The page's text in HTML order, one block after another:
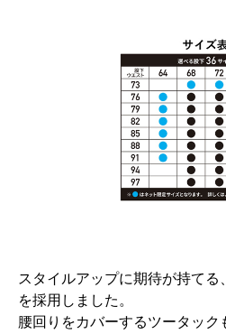
スタイルアップに期待が持てる
を採用しました。
腰回りをカバーするツータック